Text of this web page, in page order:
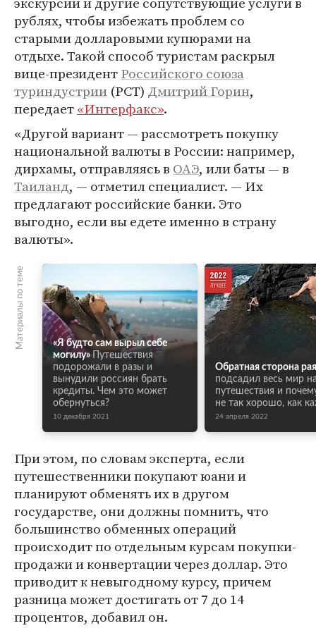
рублях, чтобы избежать проблем со
старыми долларовыми купюрами на
отдыхе. Такой способ туристам раскрыл
вице-президентРоссийского союза
туриндустрии (РСТ) Дмитрий Горин,
передает«Интерфакс».
«Другой вариант — рассмотреть покупку
национальной валюты в России: например,
дирхамы, отправляясь в ОАЭ, или баты — в
Таиланд, — отметил специалист. — Их
предлагают российские банки. Это
выгодно, если вы едете именно в страну
валюты».
Материалы по теме
«Я будто сам вырыл себе
могилу» Путешествия
подорожали в разы и
вынудили россиян брать
кредиты. Чем это может
обернуться?
10 декабря 2021
Обратная сторона
подсадил весь мир
путешествия и
не так хорошо, как
24 апреля 2022
При этом, по словам эксперта, если
путешественники покупают юани и
планируют обменять их в другом
государстве, они должны помнить, что
большинство обменных операций
происходит по отдельным курсам покупки-
продажи и конвертации через доллар. Это
приводит к невыгодному курсу, причем
разница может достигать от 7 до 14
процентов, добавил он.